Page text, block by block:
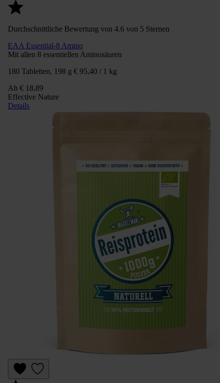
Durchschnittliche Bewertung von 4.6 von 5 Sternen
EAA Essential-8 Amino
Mit allen 8 essentiellen Aminosäuren
180 Tabletten, 198 g € 95,40 / 1 kg
Ab € 18,89
Effective Nature
Details